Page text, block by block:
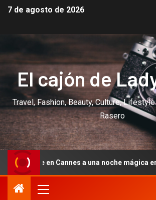
7 de agosto de 2026
El cajón de
Travel, Fashion, Beauty, Culture,
Rasero
Cannes a una noche mágica en Starlite